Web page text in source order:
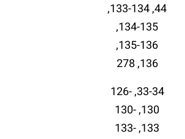
44, 133-134,
134-135,
135-136,
136, 278
33-34, 126-
130, 130-
133, 133-